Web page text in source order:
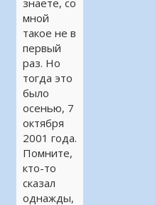
знаете, со
мной
такое не в
первый
раз. Но
тогда это
было
осенью, 7
октября
2001 года.
Помните,
кто-то
сказал
однажды,